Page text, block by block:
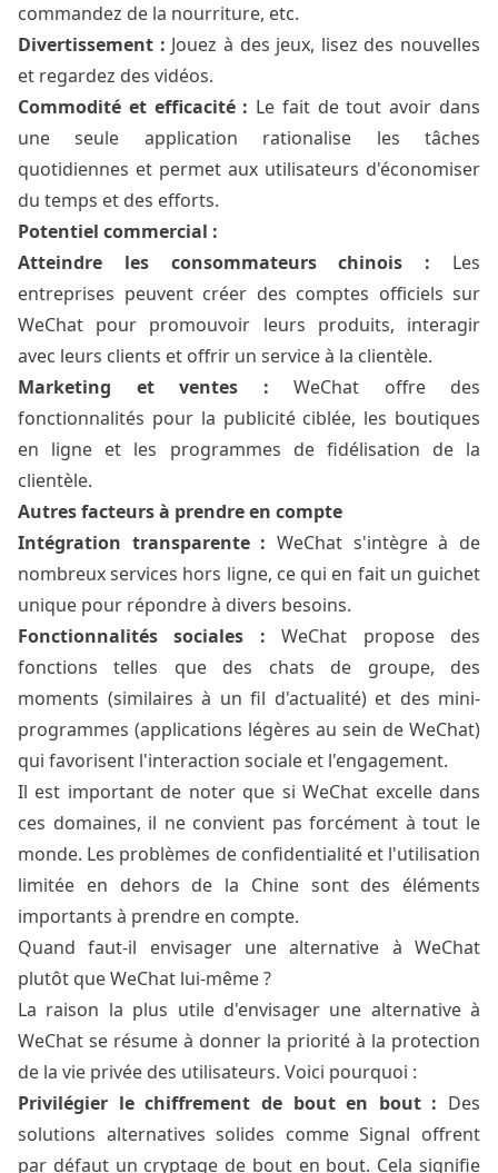
commandez de la nourriture, etc.
Divertissement : Jouez à des jeux, lisez des nouvelles
et regardez des vidéos.
Commodité et efficacité : Le fait de tout avoir dans
une seule application rationalise les tâches
quotidiennes et permet aux utilisateurs d'économiser
du temps et des efforts.
Potentiel commercial :
Atteindre les consommateurs chinois : Les
entreprises peuvent créer des comptes officiels sur
WeChat pour promouvoir leurs produits, interagir
avec leurs clients et offrir un service à la clientèle.
Marketing et ventes : WeChat offre des
fonctionnalités pour la publicité ciblée, les boutiques
en ligne et les programmes de fidélisation de la
clientèle.
Autres facteurs à prendre en compte
Intégration transparente : WeChat s'intègre à de
nombreux services hors ligne, ce qui en fait un guichet
unique pour répondre à divers besoins.
Fonctionnalités sociales : WeChat propose des
fonctions telles que des chats de groupe, des
moments (similaires à un fil d'actualité) et des mini-
programmes (applications légères au sein de WeChat)
qui favorisent l'interaction sociale et l'engagement.
Il est important de noter que si WeChat excelle dans
ces domaines, il ne convient pas forcément à tout le
monde. Les problèmes de confidentialité et l'utilisation
limitée en dehors de la Chine sont des éléments
importants à prendre en compte.
Quand faut-il envisager une alternative à WeChat
plutôt que WeChat lui-même ?
La raison la plus utile d'envisager une alternative à
WeChat se résume à donner la priorité à la protection
de la vie privée des utilisateurs. Voici pourquoi :
Privilégier le chiffrement de bout en bout : Des
solutions alternatives solides comme Signal offrent
par défaut un cryptage de bout en bout. Cela signifie